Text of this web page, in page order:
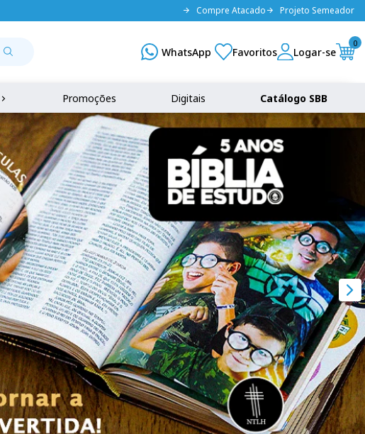
Compre Atacado Projeto Semeador
0
Promoções Digitais Catálogo SBB